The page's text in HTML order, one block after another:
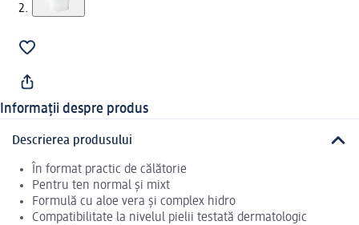
Informații despre produs
Descrierea produsului
În format practic de călătorie
Pentru ten normal și mixt
Formulă cu aloe vera și complex hidro
Compatibilitate la nivelul pielii testată dermatologic